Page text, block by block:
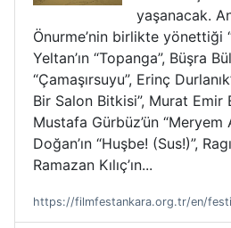
yaşanacak.
Önurme’nin birlikte yönettiği
Yeltan’ın “Topanga”, Büşra
“Çamaşırsuyu”, Erinç
Bir Salon Bitkisi”, Murat Emir
Mustafa Gürbüz’ün “Meryem
Doğan’ın “Huşbe! (Sus!)”,
Ramazan Kılıç’ın...
https://filmfestankara.org.tr/en/